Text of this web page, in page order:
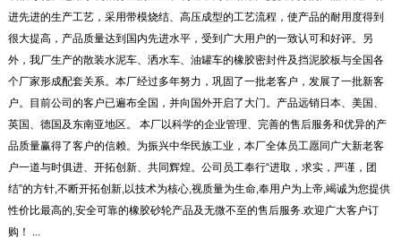
进先进的生产工艺，采用带模烧结、高压成型的工艺流程，使产品的耐用度得到
很大提高，产品质量达到国内先进水平，受到广大用户的一致认可和好评。另
外，我厂生产的散装水泥车、洒水车、油罐车的橡胶密封件及挡泥胶板与全国各
个厂家形成配套关系。本厂经过多年努力，巩固了一批老客户，发展了一批新客
户。目前公司的客户已遍布全国，并向国外开启了大门。产品远销日本、美国、
英国、德国及东南亚地区。 本厂以科学的企业管理、完善的售后服务和优异的产
品质量赢得了客户的信赖。为振兴中华民族工业，本厂全体员工愿同广大新老客
户一道与时俱进、开拓创新、共同辉煌。公司员工奉行“进取，求实，严谨，团
结”的方针,不断开拓创新,以技术为核心,视质量为生命,奉用户为上帝,竭诚为您提供
性价比最高的,安全可靠的橡胶砂轮产品及无微不至的售后服务.欢迎广大客户订
购！ ...
橡胶砂轮 橡胶砂轮
橡胶砂轮 橡胶砂轮